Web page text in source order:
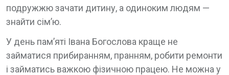
подружжю зачати дитину, а одиноким людям —
знайти сім’ю.
У день пам’яті Івана Богослова краще не
займатися прибиранням, пранням, робити ремонти
і займатись важкою фізичною працею. Не можна у